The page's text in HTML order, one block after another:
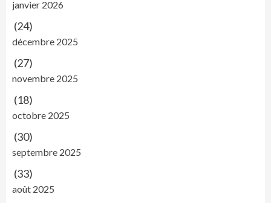
janvier 2026
(24)
décembre 2025
(27)
novembre 2025
(18)
octobre 2025
(30)
septembre 2025
(33)
août 2025